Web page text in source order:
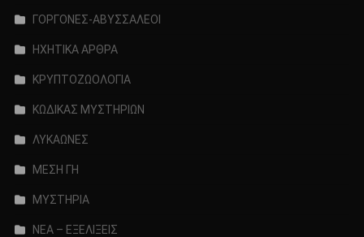
ΓΟΡΓΟΝΕΣ-ΑΒΥΣΣΑΛΕΟΙ
ΗΧΗΤΙΚΑ ΑΡΘΡΑ
ΚΡΥΠΤΟΖΩΟΛΟΓΙΑ
ΚΩΔΙΚΑΣ ΜΥΣΤΗΡΙΩΝ
ΛΥΚΑΩΝΕΣ
ΜΕΣΗ ΓΗ
ΜΥΣΤΗΡΙΑ
ΝΕΑ – ΕΞΕΛΙΞΕΙΣ